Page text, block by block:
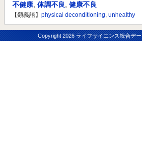
不健康 体調不良 健康不良
【類義語】 physical deconditioning, unhealthy
Copyright2026 ライフサイエンス統合デ